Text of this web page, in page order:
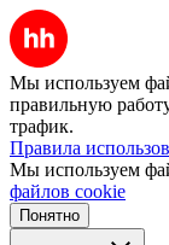
Мы используем
правильную
трафик.
Правила
Мы используем
файлов cookie
Понятно